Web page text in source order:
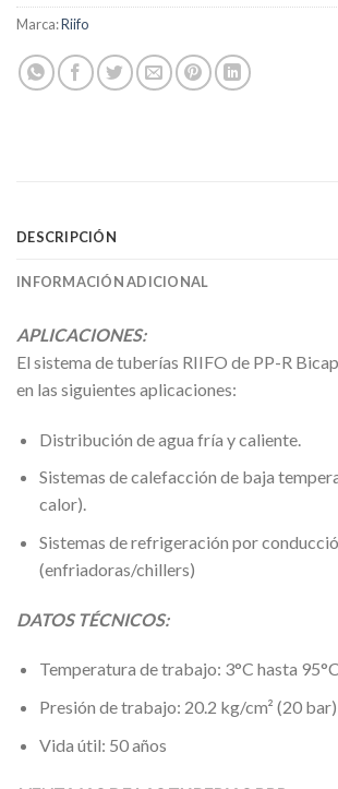
Marca:Riifo
DESCRIPCIÓN
INFORMACIÓN ADICIONAL
APLICACIONES:
El sistema de tuberías RIIFO de PP-R
en las siguientes aplicaciones:
Distribución de agua fría y caliente.
Sistemas de calefacción de baja
calor).
Sistemas de refrigeración por
(enfriadoras/chillers)
DATOS TÉCNICOS:
Temperatura de trabajo: 3°C hasta 95°C
Presión de trabajo: 20.2 kg/cm² (20 bar)
Vida útil: 50 años